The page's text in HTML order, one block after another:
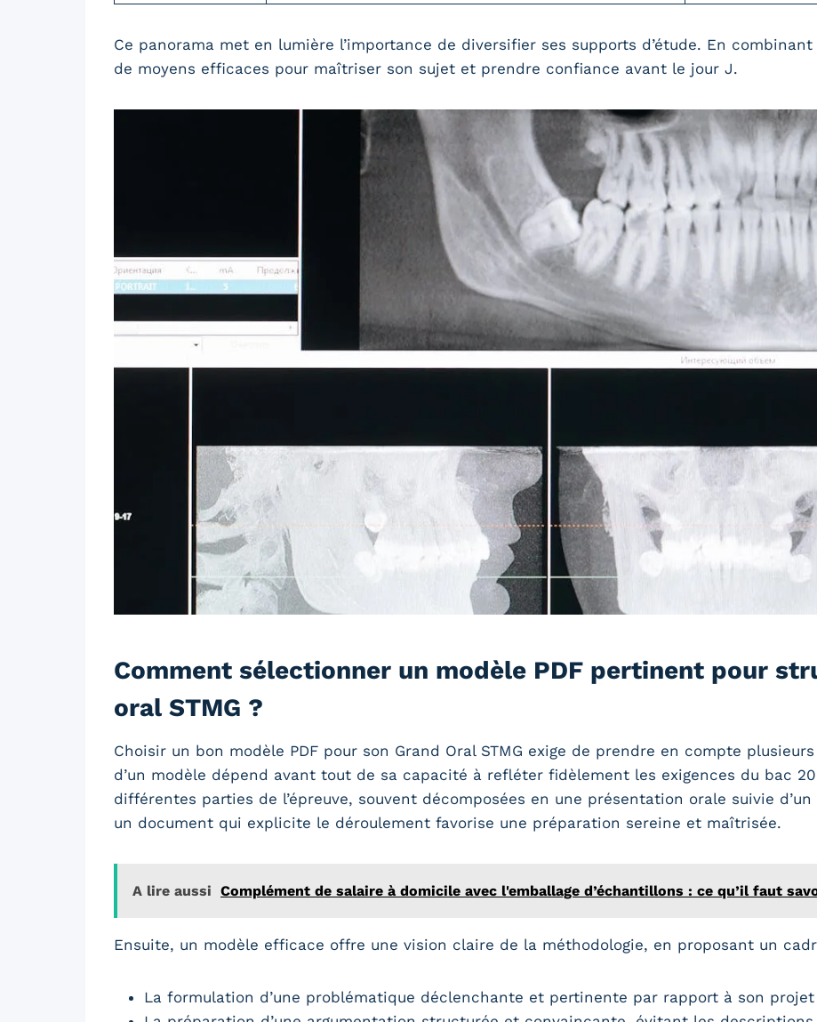
Ce panorama met en lumière l’importance de diversifier ses supports d’étude. En combinant
de moyens efficaces pour maîtriser son sujet et prendre confiance avant le jour J.
Comment sélectionner un modèle PDF pertinent pour
oral STMG ?
Choisir un bon modèle PDF pour son Grand Oral STMG exige de prendre en compte
d’un modèle dépend avant tout de sa capacité à refléter fidèlement les exigences du bac
différentes parties de l’épreuve, souvent décomposées en une présentation orale suivie
un document qui explicite le déroulement favorise une préparation sereine et maîtrisée.
A lire aussi Complément de salaire à domicile avec l'emballage d’échantillons : ce qu’il faut
Ensuite, un modèle efficace offre une vision claire de la méthodologie, en proposant un
La formulation d’une problématique déclenchante et pertinente par rapport à son projet